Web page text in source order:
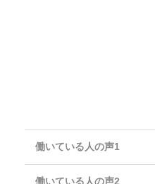
働いている人の声1
働いている人の声2